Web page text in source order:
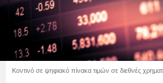
Κοντινό σε ψηφιακό πίνακα τιμών σε διεθνές